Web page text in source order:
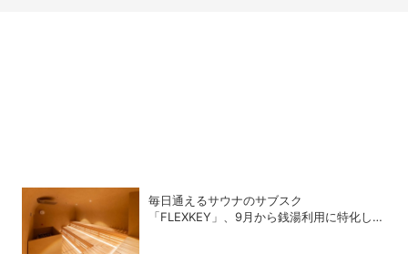
毎日通えるサウナのサブスク
「FLEXKEY」、9月から銭湯利用に特化した